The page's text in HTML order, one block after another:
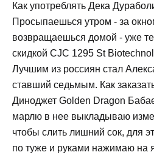
Как употреблять Дека
Просыпаешься утром - за
возвращаешься домой - уже
скидкой CJC 1295 St
Лучшим из россиян стал
ставший седьмым. Как
Диноджет Golden Dragon
марлю в нее выкладываю
чтобы слить лишний сок, для
по туже и руками нажимаю на